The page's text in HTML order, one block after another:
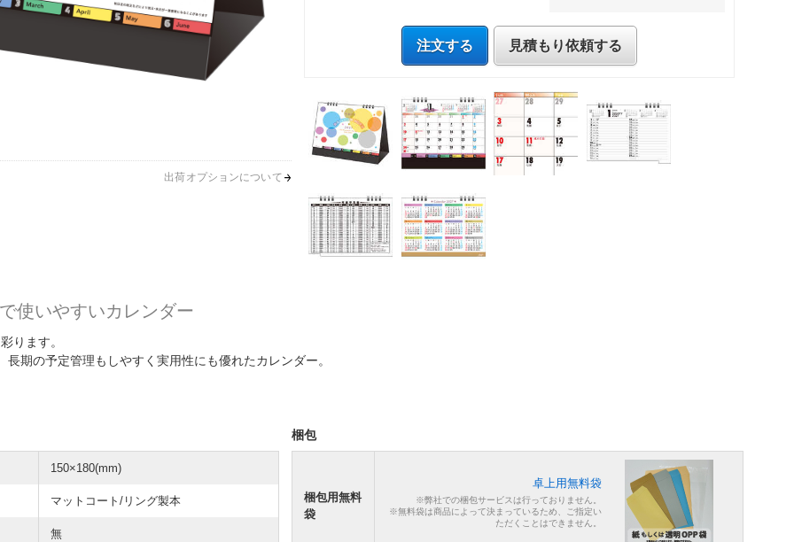
出荷オプションについて
注文する 見積もり依頼する
使いやすいカレンダー
ります。
期の予定管理もしやすく実用性にも優れたカレンダー。
150×180(mm)
マットコート/リング製本
無
梱包
梱包用無料
袋
卓上用無料袋
※弊社での梱包サービスは行っておりません。
※無料袋は商品によって決まっているため、ご指定い
ただくことはできません。